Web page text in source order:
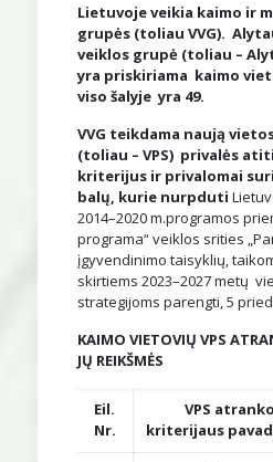
Lietuvoje veikia kaimo ir
grupės (toliau VVG).
veiklos grupė (toliau –
yra priskiriama kaimo
viso šalyje yra 49.
VVG teikdama naują
(toliau – VPS) privalės
kriterijus ir privalomai
balų, kurie nurpduti
2014–2020 m.programos
programa“ veiklos srities
įgyvendinimo taisyklių,
skirtiems 2023–2027 metų
strategijoms parengti, 5
KAIMO VIETOVIŲ VPS
JŲ REIKŠMĖS
Eil.
Nr.
VPS
kriterijaus